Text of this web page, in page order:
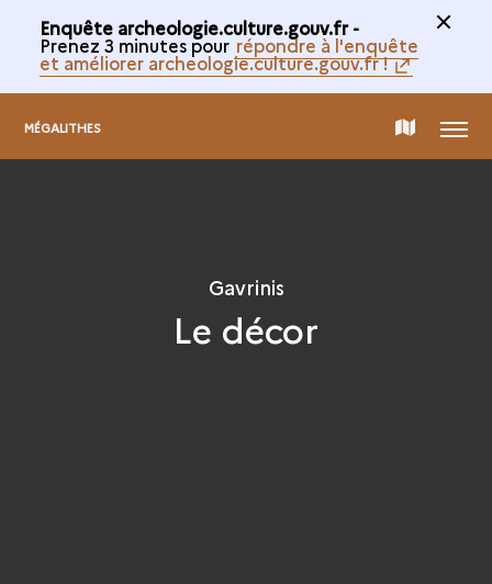
Enquête archeologie.culture.gouv.fr -
Prenez 3 minutes pour répondre à l'enquête
et améliorer archeologie.culture.gouv.fr !
MÉGALITHES CARTE MENU
Gavrinis
Le décor